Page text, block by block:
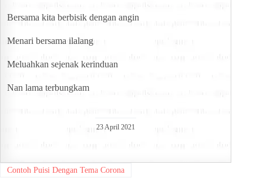
Bersama kita berbisik dengan angin
Menari bersama ilalang
Meluahkan sejenak kerinduan
Nan lama terbungkam
23 April 2021
Contoh Puisi Dengan Tema Corona